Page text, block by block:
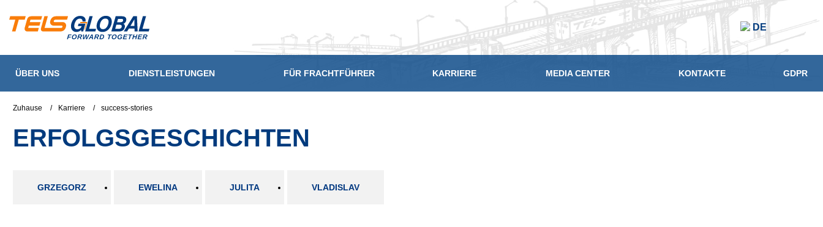
DE
ÜBER UNS DIENSTLEISTUNGEN FÜR FRACHTFÜHRER KARRIERE MEDIA CENTER KONTAKTE GDPR
Zuhause / Karriere / success-stories
ERFOLGSGESCHICHTEN
GRZEGORZ EWELINA JULITA VLADISLAV